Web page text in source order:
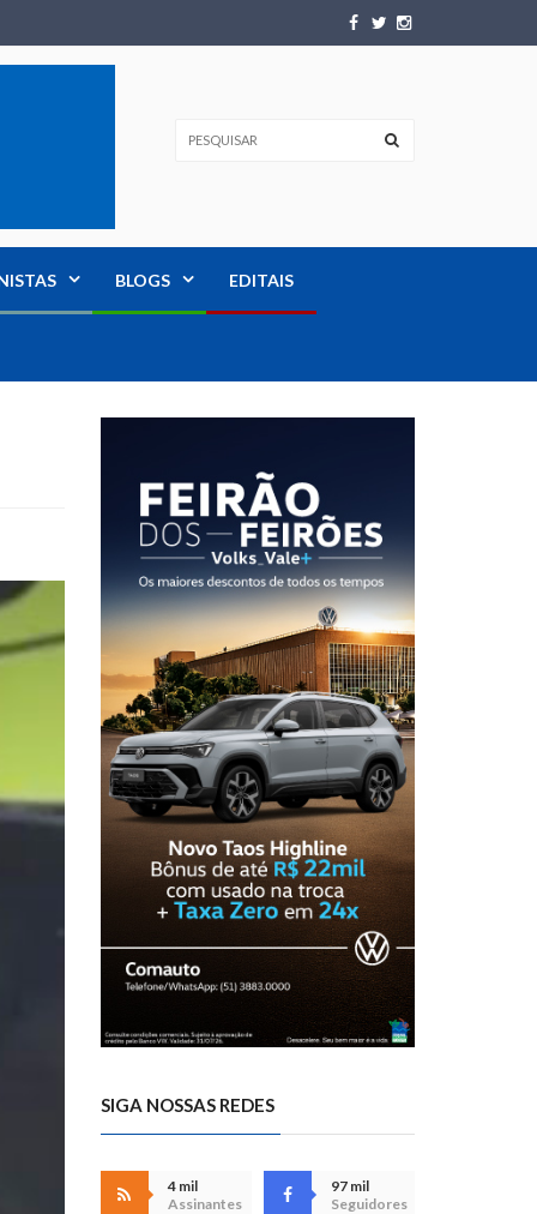
BLOGS EDITAIS
SIGA NOSSAS REDES
4 mil
Assinantes
97 mil
Seguidores